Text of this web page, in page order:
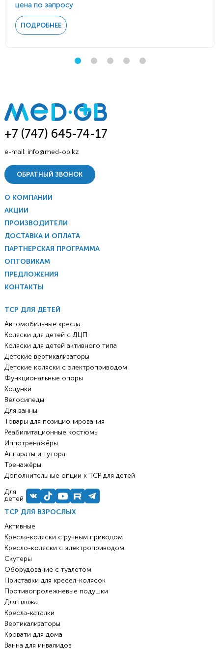
цена по запросу
ПОДРОБНЕЕ
+7 (747) 645-74-17
e-mail: info@med-ob.kz
ОБРАТНЫЙ ЗВОНОК
О КОМПАНИИ
АКЦИИ
ПРОИЗВОДИТЕЛИ
ДОСТАВКА И ОПЛАТА
ПАРТНЕРСКАЯ ПРОГРАММА
ОПТОВИКАМ
ПРЕДЛОЖЕНИЯ
КОНТАКТЫ
ТСР ДЛЯ ВЗРОСЛЫХ
Активные
Кресла-коляски с ручным приводом
Кресло-коляски с электроприводом
Скутеры
Оборудование с туалетом
Приставки для кресел-колясок
Противопролежневые подушки
Для пляжа
Кресла-каталки
Вертикализаторы
Кровати для дома
Ванна для инвалидов
ТСР ДЛЯ ДЕТЕЙ
Автомобильные кресла
Коляски для детей с ДЦП
Коляски для детей активного типа
Детские вертикализаторы
Детские коляски с электроприводом
Функциональные опоры
Ходунки
Велосипеды
Для ванны
Товары для позиционирования
Реабилитационные костюмы
Иппотренажёры
Аппараты и тутора
Тренажёры
Дополнительные опции к ТСР для детей
Для
детей